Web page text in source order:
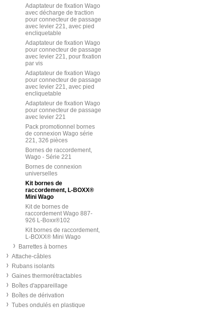
Adaptateur de fixation Wago
avec décharge de traction
pour connecteur de passage
avec levier 221, avec pied
encliquetable
Adaptateur de fixation Wago
pour connecteur de passage
avec levier 221, pour fixation
par vis
Adaptateur de fixation Wago
pour connecteur de passage
avec levier 221, avec pied
encliquetable
Adaptateur de fixation Wago
pour connecteur de passage
avec levier 221
Pack promotionnel bornes
de connexion Wago série
221, 326 pièces
Bornes de raccordement,
Wago - Série 221
Bornes de connexion
universelles
Kit bornes de
raccordement, L-BOXX®
Mini Wago
Kit de bornes de
raccordement Wago 887-
926 L-Boxx®102
Kit bornes de raccordement,
L-BOXX® Mini Wago
Barrettes à bornes
Attache-câbles
Rubans isolants
Gaines thermorétractables
Boîtes d'appareillage
Boîtes de dérivation
Tubes ondulés en plastique